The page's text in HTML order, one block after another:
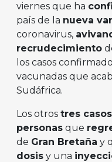
viernes que ha
país de la nueva
coronavirus,
recrudecimiento
los casos
vacunadas que
Sudáfrica.
Los otros tres casos
personas que
de Gran Bretaña y
dosis y una